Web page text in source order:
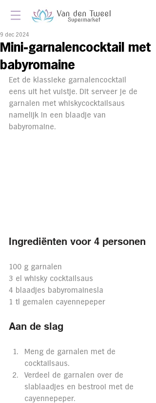
Mini-garnalencocktail met
babyromaine
9 dec 2024
Eet de klassieke garnalencocktail
eens uit het vuistje. Dit serveer je de
garnalen met whiskycocktailsaus
namelijk in een blaadje van
babyromaine.
Ingrediënten voor 4 personen
100 g garnalen
3 el whisky cocktailsaus
4 blaadjes babyromainesla
1 tl gemalen cayennepeper
Aan de slag
Meng de garnalen met de
cocktailsaus.
Verdeel de garnalen over de
slablaadjes en bestrooi met de
cayennepeper.